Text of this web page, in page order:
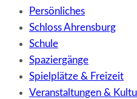
Persönliches
Schloss Ahrensburg
Schule
Spaziergänge
Spielplätze & Freizeit
Veranstaltungen &